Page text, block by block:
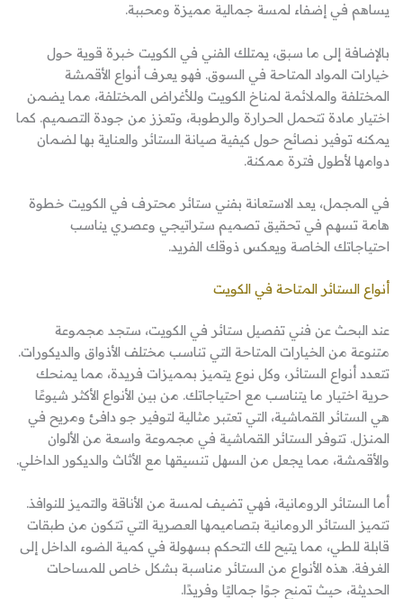
يساهم في إضفاء لمسة جمالية مميزة ومحببة.
بالإضافة إلى ما سبق، يمتلك الفني في الكويت خبرة قوية حول
خيارات المواد المتاحة في السوق. فهو يعرف أنواع الأقمشة
المختلفة والملائمة لمناخ الكويت وللأغراض المختلفة، مما يضمن
اختيار مادة تتحمل الحرارة والرطوبة، وتعزز من جودة التصميم. كما
يمكنه توفير نصائح حول كيفية صيانة الستائر والعناية بها لضمان
دوامها لأطول فترة ممكنة.
في المجمل، يعد الاستعانة بفني ستائر محترف في الكويت خطوة
هامة تسهم في تحقيق تصميم ستراتيجي وعصري يناسب
احتياجاتك الخاصة ويعكس ذوقك الفريد.
أنواع الستائر المتاحة في الكويت
عند البحث عن فني تفصيل ستائر في الكويت، ستجد مجموعة
متنوعة من الخيارات المتاحة التي تناسب مختلف الأذواق والديكورات.
تتعدد أنواع الستائر، وكل نوع يتميز بمميزات فريدة، مما يمنحك
حرية اختيار ما يتناسب مع احتياجاتك. من بين الأنواع الأكثر شيوعًا
هي الستائر القماشية، التي تعتبر مثالية لتوفير جو دافئ ومريح في
المنزل. تتوفر الستائر القماشية في مجموعة واسعة من الألوان
والأقمشة، مما يجعل من السهل تنسيقها مع الأثاث والديكور الداخلي.
أما الستائر الرومانية، فهي تضيف لمسة من الأناقة والتميز للنوافذ.
تتميز الستائر الرومانية بتصاميمها العصرية التي تتكون من طبقات
قابلة للطي، مما يتيح لك التحكم بسهولة في كمية الضوء الداخل إلى
الغرفة. هذه الأنواع من الستائر مناسبة بشكل خاص للمساحات
الحديثة، حيث تمنح جوًا جماليًا وفريدًا.